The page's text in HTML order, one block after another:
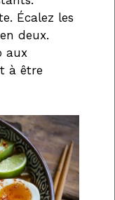
Écalez les
deux.
aux
à être